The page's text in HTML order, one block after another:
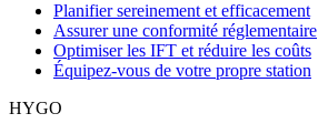
Planifier sereinement et efficacement
Assurer une conformité réglementaire
Optimiser les IFT et réduire les coûts
Équipez-vous de votre propre station
HYGO